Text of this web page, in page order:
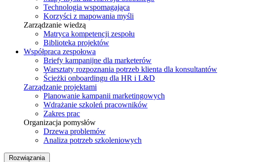
Technologia wspomagająca
Korzyści z mapowania myśli
Zarządzanie wiedzą
Matryca kompetencji zespołu
Biblioteka projektów
Współpraca zespołowa
Briefy kampanijne dla marketerów
Warsztaty rozpoznania potrzeb klienta dla konsultantów
Ścieżki onboardingu dla HR i L&D
Zarządzanie projektami
Planowanie kampanii marketingowych
Wdrażanie szkoleń pracowników
Zakres prac
Organizacja pomysłów
Drzewa problemów
Analiza potrzeb szkoleniowych
Rozwiązania